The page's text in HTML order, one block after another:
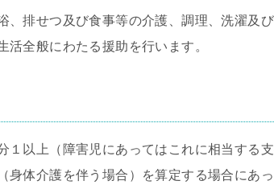
排せつ及び食事等の介護、調理、洗濯及
活全般にわたる援助を行います。
以上（障害児にあってはこれに相当する
身体介護を伴う場合）を算定する場合にあ